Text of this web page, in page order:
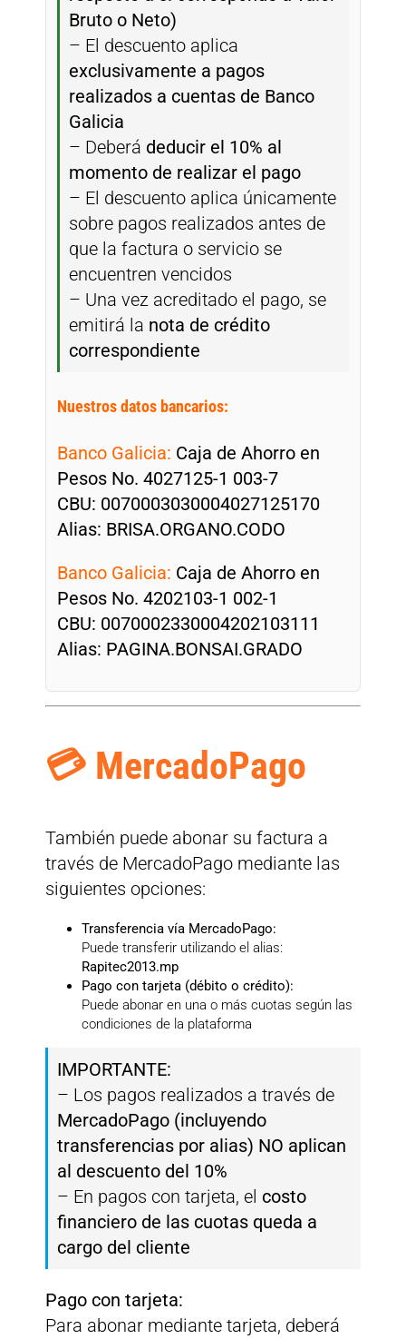
Bruto o Neto)
– El descuento aplica
exclusivamente a pagos
realizados a cuentas de Banco
Galicia
– Deberá deducir el 10% al
momento de realizar el pago
– El descuento aplica únicamente
sobre pagos realizados antes de
que la factura o servicio se
encuentren vencidos
– Una vez acreditado el pago, se
emitirá la nota de crédito
correspondiente
Nuestros datos bancarios:
Banco Galicia: Caja de Ahorro en
Pesos No. 4027125-1 003-7
CBU: 0070003030004027125170
Alias: BRISA.ORGANO.CODO
Banco Galicia: Caja de Ahorro en
Pesos No. 4202103-1 002-1
CBU: 0070002330004202103111
Alias: PAGINA.BONSAI.GRADO
💳 MercadoPago
También puede abonar su factura a
través de MercadoPago mediante las
siguientes opciones:
Transferencia vía MercadoPago:
Puede transferir utilizando el alias:
Rapitec2013.mp
Pago con tarjeta (débito o crédito):
Puede abonar en una o más cuotas según las
condiciones de la plataforma
IMPORTANTE:
– Los pagos realizados a través de
MercadoPago (incluyendo
transferencias por alias) NO aplican
al descuento del 10%
– En pagos con tarjeta, el costo
financiero de las cuotas queda a
cargo del cliente
Pago con tarjeta:
Para abonar mediante tarjeta, deberá